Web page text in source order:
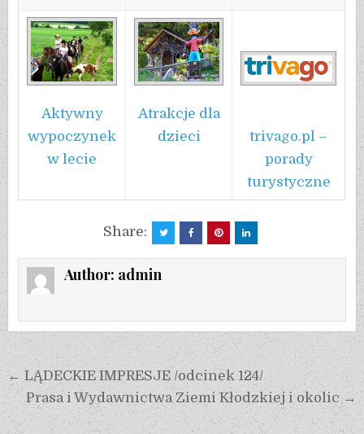
Aktywny
wypoczynek
w lecie
Atrakcje dla
dzieci
trivago.pl –
porady
turystyczne
Share:
Author: admin
← LĄDECKIE IMPRESJE /odcinek 124/
Prasa i Wydawnictwa Ziemi Kłodzkiej i okolic →